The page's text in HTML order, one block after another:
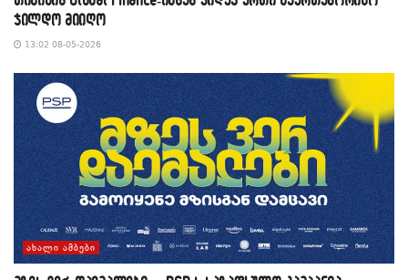
ჯილდო მიიღო
13:02 08-05-2026
ᲐᲮᲐᲚᲘ ᲐᲛᲑᲔᲑᲘ